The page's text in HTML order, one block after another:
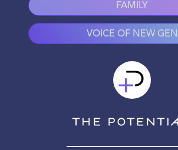
FAMILY
VOICE OF NEW GEN